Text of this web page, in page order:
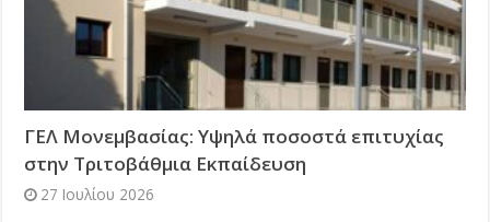
ΓΕΛ Μονεμβασίας: Υψηλά ποσοστά επιτυχίας
στην Τριτοβάθμια Εκπαίδευση
27 Ιουλίου 2026